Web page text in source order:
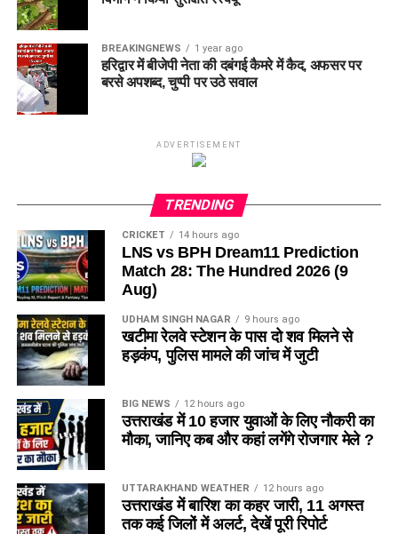
BREAKINGNEWS 1 year ago
हरिद्वार में बीजेपी नेता की दबंगई कैमरे में कैद, अफसर पर
बरसे अपशब्द, चुप्पी पर उठे सवाल
ADVERTISEMENT
TRENDING
CRICKET 14 hours ago
LNS vs BPH Dream11 Prediction
Match 28: The Hundred 2026 (9
Aug)
UDHAM SINGH NAGAR 9 hours ago
खटीमा रेलवे स्टेशन के पास दो शव मिलने से
हड़कंप, पुलिस मामले की जांच में जुटी
BIG NEWS 12 hours ago
उत्तराखंड में 10 हजार युवाओं के लिए नौकरी का
मौका, जानिए कब और कहां लगेंगे रोजगार मेले ?
UTTARAKHAND WEATHER 12 hours ago
उत्तराखंड में बारिश का कहर जारी, 11 अगस्त
तक कई जिलों में अलर्ट, देखें पूरी रिपोर्ट